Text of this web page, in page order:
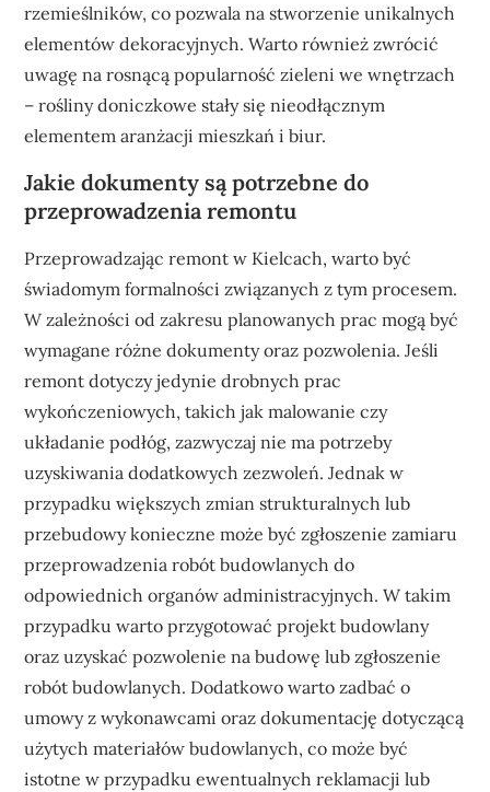
rzemieślników, co pozwala na stworzenie unikalnych
elementów dekoracyjnych. Warto również zwrócić
uwagę na rosnącą popularność zieleni we wnętrzach
– rośliny doniczkowe stały się nieodłącznym
elementem aranżacji mieszkań i biur.
Jakie dokumenty są potrzebne do
przeprowadzenia remontu
Przeprowadzając remont w Kielcach, warto być
świadomym formalności związanych z tym procesem.
W zależności od zakresu planowanych prac mogą być
wymagane różne dokumenty oraz pozwolenia. Jeśli
remont dotyczy jedynie drobnych prac
wykończeniowych, takich jak malowanie czy
układanie podłóg, zazwyczaj nie ma potrzeby
uzyskiwania dodatkowych zezwoleń. Jednak w
przypadku większych zmian strukturalnych lub
przebudowy konieczne może być zgłoszenie zamiaru
przeprowadzenia robót budowlanych do
odpowiednich organów administracyjnych. W takim
przypadku warto przygotować projekt budowlany
oraz uzyskać pozwolenie na budowę lub zgłoszenie
robót budowlanych. Dodatkowo warto zadbać o
umowy z wykonawcami oraz dokumentację dotyczącą
użytych materiałów budowlanych, co może być
istotne w przypadku ewentualnych reklamacji lub